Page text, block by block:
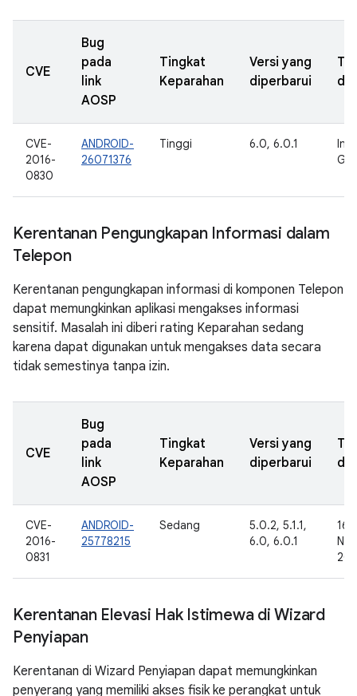
CVE
Bug
pada
link
AOSP
Tingkat
Keparahan
Versi yang
diperbarui
CVE-
2016-
0830
ANDROID-
26071376
Tinggi 6.0, 6.0.1
Kerentanan Pengungkapan Informasi dalam
Telepon
Kerentanan pengungkapan informasi di komponen Telepon
dapat memungkinkan aplikasi mengakses informasi
sensitif. Masalah ini diberi rating Keparahan sedang
karena dapat digunakan untuk mengakses data secara
tidak semestinya tanpa izin.
CVE
Bug
pada
link
AOSP
Tingkat
Keparahan
Versi yang
diperbarui
CVE-
2016-
0831
ANDROID-
25778215
Sedang
5.0.2, 5.1.1,
6.0, 6.0.1
16
Kerentanan Elevasi Hak Istimewa di Wizard
Penyiapan
Kerentanan di Wizard Penyiapan dapat memungkinkan
penyerang yang memiliki akses fisik ke perangkat untuk